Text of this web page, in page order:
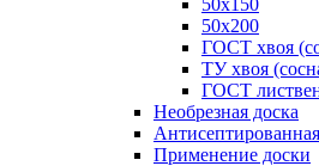
50х150
50х200
ГОСТ хвоя
ТУ хвоя
ГОСТ
Необрезная доска
Применение доски